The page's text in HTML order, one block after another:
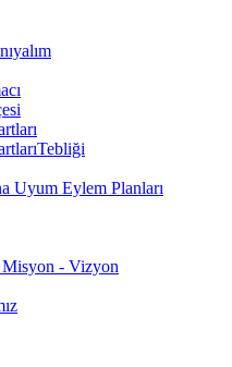
Uyum Eylem Planları
Misyon - Vizyon